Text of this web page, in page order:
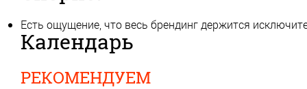
Есть ощущение, что весь брендинг держится
Календарь
РЕКОМЕНДУЕМ